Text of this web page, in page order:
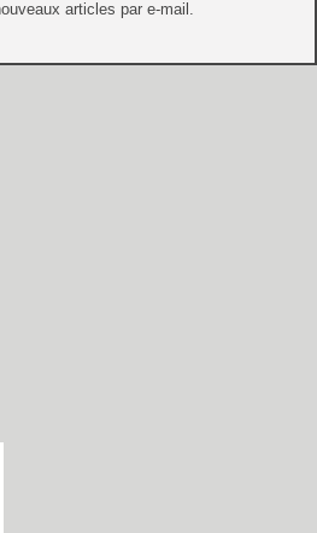
articles par e-mail.